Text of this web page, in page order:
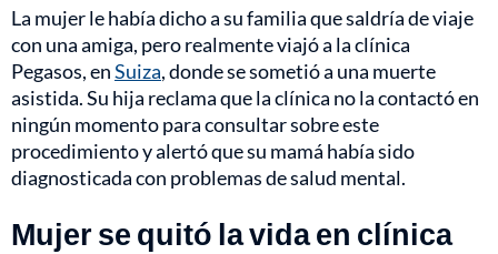
La mujer le había dicho a su familia que saldría de viaje
con una amiga, pero realmente viajó a la clínica
Pegasos, enSuiza, donde se sometió a una muerte
asistida. Su hija reclama que la clínica no la contactó en
ningún momento para consultar sobre este
procedimiento y alertó que su mamá había sido
diagnosticada con problemas de salud mental.
Mujer se quitó la vida en clínica